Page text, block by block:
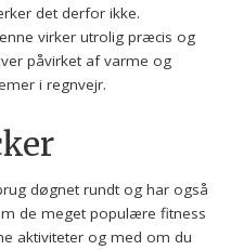
det derfor ikke.
virker utrolig præcis og
påvirket af varme og
i regnvejr.
døgnet rundt og har også
de meget populære fitness
aktiviteter og med om du